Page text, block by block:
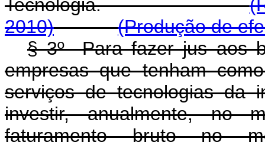
Tecnologia.
2010)
(Produção de
§ 3º Para fazer jus aos
empresas que tenham
serviços de tecnologias da
investir, anualmente, no
faturamento bruto no